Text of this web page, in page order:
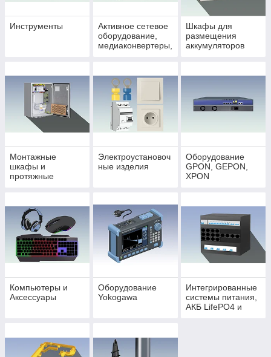
Инструменты
Активное сетевое
оборудование,
медиаконвертеры,
Шкафы для
размещения
аккумуляторов
Монтажные
шкафы и
протяжные
Электроустановоч
ные изделия
Оборудование
GPON, GEPON,
XPON
Компьютеры и
Аксессуары
Оборудование
Yokogawa
Интегрированные
системы питания,
АКБ LifePO4 и